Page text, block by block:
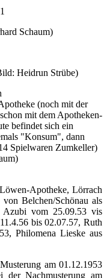
Schaum)
Heidrun Strübe)
(noch mit der
mit dem Apotheken-
befindet sich ein
"Konsum", dann
Spielwaren Zumkeller)
Apotheke, Lörrach
Belchen/Schönau als
Azubi vom 25.09.53 vis
bis 02.07.57, Ruth
Philomena Lieske aus
am 01.12.1953
der Nachmusterung am